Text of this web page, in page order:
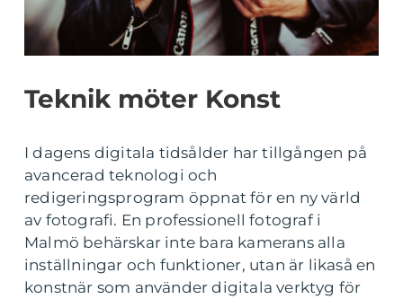
Teknik möter Konst
I dagens digitala tidsålder har tillgången på
avancerad teknologi och
redigeringsprogram öppnat för en ny värld
av fotografi. En professionell fotograf i
Malmö behärskar inte bara kamerans alla
inställningar och funktioner, utan är likaså en
konstnär som använder digitala verktyg för